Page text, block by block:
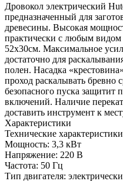
Дровокол электрический
предназначенный для
древесины. Высокая
практически с любым видом
52х30см. Максимальное
достаточно для
полен. Насадка
проход раскалывать бревно
безопасного пуска защитит
включений. Наличие
доставить инструмент к
Характеристики
Технические характеристики
Мощность: 3,3 кВт
Напряжение: 220 В
Частота: 50 Гц
Тип двигателя: